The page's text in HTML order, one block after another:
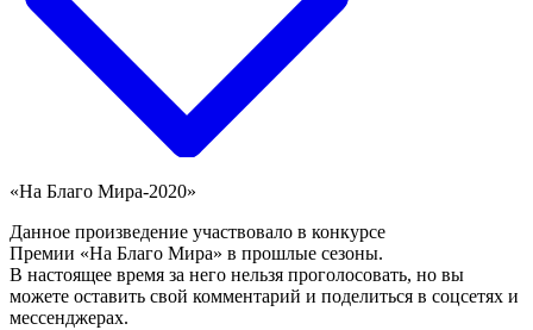
«На Благо Мира-2020»
Данное произведение участвовало в конкурсе
Премии «На Благо Мира» в прошлые сезоны.
В настоящее время за него нельзя проголосовать, но вы
можете оставить свой комментарий и поделиться в соцсетях и
мессенджерах.